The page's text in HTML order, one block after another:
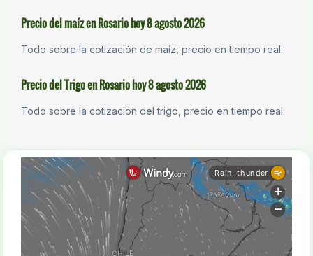
Precio del maíz en Rosario hoy 8 agosto 2026
Todo sobre la cotización de maíz, precio en tiempo real.
Precio del Trigo en Rosario hoy 8 agosto 2026
Todo sobre la cotización del trigo, precio en tiempo real.